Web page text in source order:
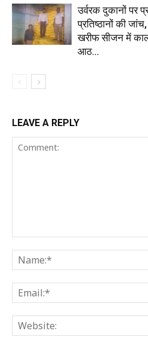
उर्वरक दुकानों पर
प्रतिष्ठानों की
खरीफ सीजन में
आठ...
LEAVE A REPLY